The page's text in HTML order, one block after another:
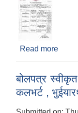
Read more
बोलपत्र
कलभर्ट ,